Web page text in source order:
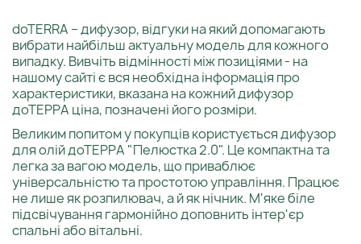
doTERRA – дифузор, відгуки на який допомагають
вибрати найбільш актуальну модель для кожного
випадку. Вивчіть відмінності між позиціями - на
нашому сайті є вся необхідна інформація про
характеристики, вказана на кожний дифузор
доТЕРРА ціна, позначені його розміри.
Великим попитом у покупців користується дифузор
для олій доТЕРРА "Пелюстка 2.0". Це компактна та
легка за вагою модель, що приваблює
універсальністю та простотою управління. Працює
не лише як розпилювач, а й як нічник. М'яке біле
підсвічування гармонійно доповнить інтер'єр
спальні або вітальні.